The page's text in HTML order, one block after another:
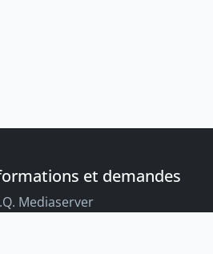
et demandes
Mediaserver